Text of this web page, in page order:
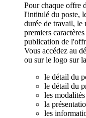
Pour chaque offre
l'intitulé du poste,
durée de travail, le
premiers
publication de
Vous accédez au
ou sur le logo sur
le détail du
le détail du
les
la
les